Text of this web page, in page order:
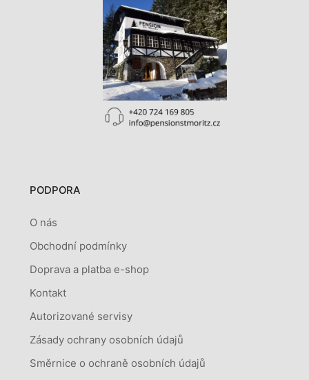
PODPORA
O nás
Obchodní podmínky
Doprava a platba e-shop
Kontakt
Autorizované servisy
Zásady ochrany osobních údajů
Směrnice o ochraně osobních údajů